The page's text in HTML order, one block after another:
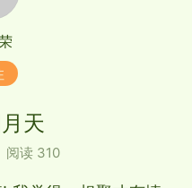
天
阅读 310